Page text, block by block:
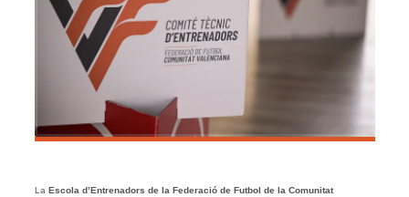
La Escola d’Entrenadors de la Federació de Futbol de la Comunitat